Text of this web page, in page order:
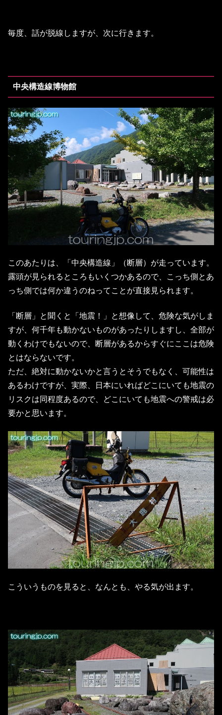
毎度、話が脱線しますが、次に行きます。
中央構造線博物館
このあたりは、「中央構造線」（断層）が走っています。
露頭が見られるところもいくつかあるので、こっち側とあ
っち側では何か違うのねってことが直接見られます。
「断層」と聞くと「地震！」と想像して、危険な気がしま
すが、何千年も動かないものがあったりしますし、全部が
動くわけでもないので、断層があるからすぐにここは危険
とはならないです。
ただ、絶対に動かないかと言うとそうでもなく、可能性は
あるわけですが、実際、日本にいればどこにいても地震の
リスクは同程度あるので、どこにいても地震への警戒は必
要かと思います。
こういうものを見ると、なんとも、やる気が出ます。